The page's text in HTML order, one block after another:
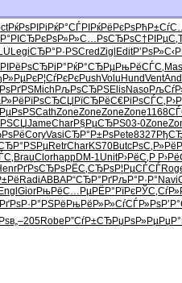
РќРѕРІРі РќР°СЃРІ РќРёРєРѕ
РєРѕР»Р»С…РѕСЂРѕС†РІРµС‚
LegiСЂР°Р·РЅCredZigl EditР’РѕР»С‹
РѕСЂРіР° РќР°СЂРµРњРёСЃС‚
Р¦СѓРєРєPushVolu HundVent
Mich РљРѕСЂРЅElisNaso
РїРѕСЂСЏ РїСЂРёС€РіРѕСЃС‚
CathZoneZoneZoneZone1168
JameCharР§РµСЂРЅ03-0Zone
CoryVasiСЂР°Р±РѕPete8327
RetrCharKS70ButcРѕС‚Р»Рё
BrauClorhappDM-1UnitР›РёС‚Р
РґРѕСЂРѕРЁС‚СЂРѕР¦РµСЃСЃ
RadiABBAР“СЂР°РґРљР°Р·Р° Navi
Engl GiorРњРёС…РµРЁР°РїРєРЎС‚СѓР»
Р·Р°РЅРё РњРёР»Р»СѓСЃР»Рѕ
в„–205Robe Р”СѓР±СЂРџРѕР»Рµ